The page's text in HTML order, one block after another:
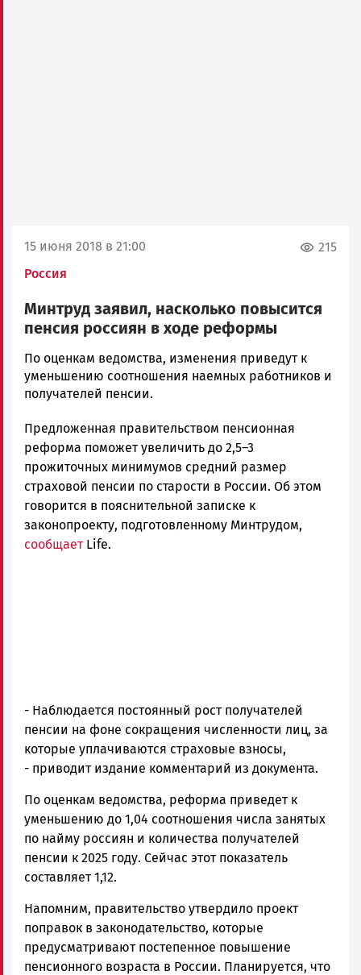
15 июня 2018 в 21:00
Россия
215
Минтруд заявил, насколько повысится
пенсия россиян в ходе реформы
Ольга
Гаврилова
Новости
и
Карелии
|
Петрозаводск
ГОВОРИТ
По оценкам ведомства, изменения приведут к
уменьшению соотношения наемных работников и
получателей пенсии.
Предложенная правительством пенсионная
реформа поможет увеличить до 2,5–3
прожиточных минимумов средний размер
страховой пенсии по старости в России. Об этом
говорится в пояснительной записке к
законопроекту, подготовленному Минтрудом,
сообщаетLife.
- Наблюдается постоянный рост получателей
пенсии на фоне сокращения численности лиц, за
которые уплачиваются страховые взносы,
- приводит издание комментарий из документа.
По оценкам ведомства, реформа приведет к
уменьшению до 1,04 соотношения числа занятых
по найму россиян и количества получателей
пенсии к 2025 году. Сейчас этот показатель
составляет 1,12.
Напомним, правительство утвердило проект
поправок в законодательство, которые
предусматривают постепенное повышение
пенсионного возраста в России. Планируется, что